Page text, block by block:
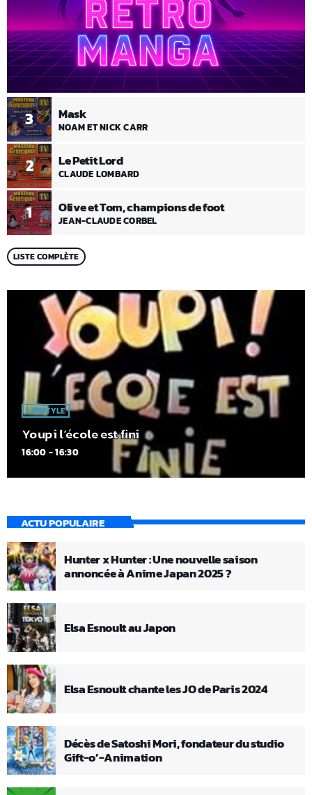
1 Olive et Tom, champions de foot
JEAN-CLAUDE CORBEL
2 Le Petit Lord
CLAUDE LOMBARD
3 Mask
NOAM ET NICK CARR
LISTE COMPLÈTE
LIFESTYLE
Youpi l’école est fini
16:00 - 16:30
ACTU POPULAIRE
Hunter x Hunter : Une nouvelle saison
annoncée à Anime Japan 2025 ?
Elsa Esnoult au Japon
Elsa Esnoult chante les JO de Paris 2024
Décès de Satoshi Mori, fondateur du studio
Gift-o’-Animation